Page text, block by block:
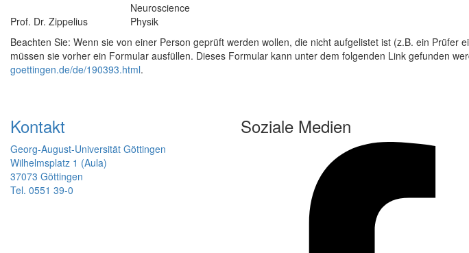
Neuroscience
Prof. Dr. Zippelius
Physik
Beachten Sie: Wenn sie von einer Person geprüft werden wollen, die nicht aufgelistet ist (z.B. ein Prüfer
müssen sie vorher ein Formular ausfüllen. Dieses Formular kann unter dem folgenden Link gefunden
goettingen.de/de/190393.html.
Kontakt
Georg-August-Universität Göttingen
Wilhelmsplatz 1 (Aula)
37073 Göttingen
Tel. 0551 39-0
Soziale Medien